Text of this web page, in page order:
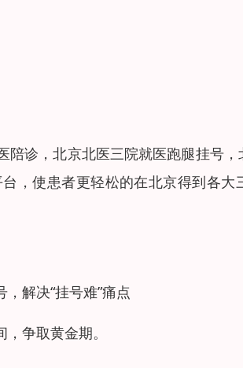
诊，北京北医三院就医跑腿挂号
，使患者更轻松的在北京得到各大
解决“挂号难”痛点
争取黄金期。